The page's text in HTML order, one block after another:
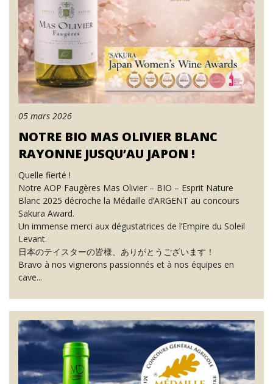
05 mars 2026
NOTRE BIO MAS OLIVIER BLANC
RAYONNE JUSQU’AU JAPON !
Quelle fierté !
Notre AOP Faugères Mas Olivier – BIO – Esprit Nature
Blanc 2025 décroche la Médaille d’ARGENT au concours
Sakura Award.
Un immense merci aux dégustatrices de l’Empire du Soleil
Levant.
日本のテイスターの皆様、ありがとうございます！
Bravo à nos vignerons passionnés et à nos équipes en
cave...